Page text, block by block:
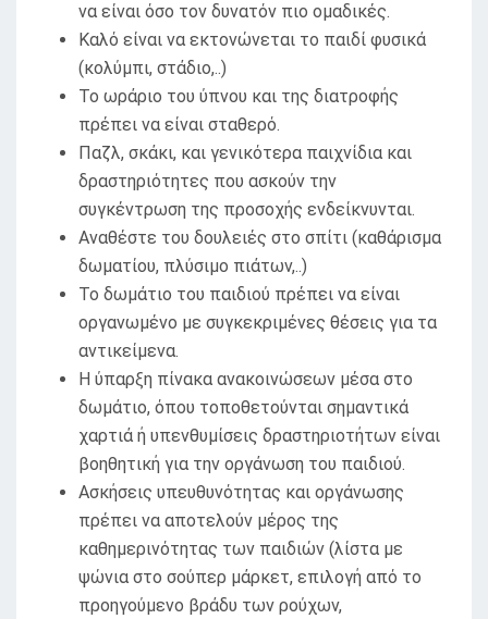
να είναι όσο τον δυνατόν πιο ομαδικές.
Καλό είναι να εκτονώνεται το παιδί φυσικά
(κολύμπι, στάδιο,..)
Το ωράριο του ύπνου και της διατροφής
πρέπει να είναι σταθερό.
Παζλ, σκάκι, και γενικότερα παιχνίδια και
δραστηριότητες που ασκούν την
συγκέντρωση της προσοχής ενδείκνυνται.
Αναθέστε του δουλειές στο σπίτι (καθάρισμα
δωματίου, πλύσιμο πιάτων,..)
Το δωμάτιο του παιδιού πρέπει να είναι
οργανωμένο με συγκεκριμένες θέσεις για τα
αντικείμενα.
Η ύπαρξη πίνακα ανακοινώσεων μέσα στο
δωμάτιο, όπου τοποθετούνται σημαντικά
χαρτιά ή υπενθυμίσεις δραστηριοτήτων είναι
βοηθητική για την οργάνωση του παιδιού.
Ασκήσεις υπευθυνότητας και οργάνωσης
πρέπει να αποτελούν μέρος της
καθημερινότητας των παιδιών (λίστα με
ψώνια στο σούπερ μάρκετ, επιλογή από το
προηγούμενο βράδυ των ρούχων,